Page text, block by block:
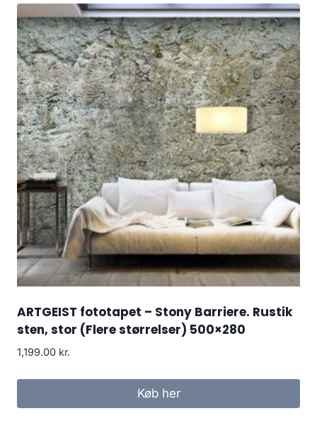
ARTGEIST fototapet – Stony Barriere. Rustik
sten, stor (Flere størrelser) 500×280
1,199.00 kr.
Køb her